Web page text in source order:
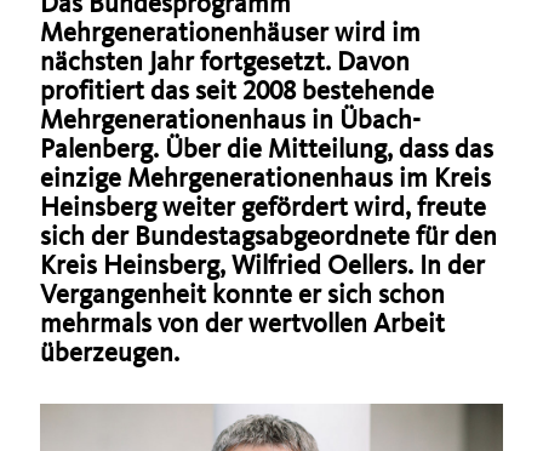
Mehrgenerationenhäuser wird im
nächsten Jahr fortgesetzt. Davon
profitiert das seit 2008 bestehende
Mehrgenerationenhaus in Übach-
Palenberg. Über die Mitteilung, dass das
einzige Mehrgenerationenhaus im Kreis
Heinsberg weiter gefördert wird, freute
sich der Bundestagsabgeordnete für den
Kreis Heinsberg, Wilfried Oellers. In der
Vergangenheit konnte er sich schon
mehrmals von der wertvollen Arbeit
überzeugen.